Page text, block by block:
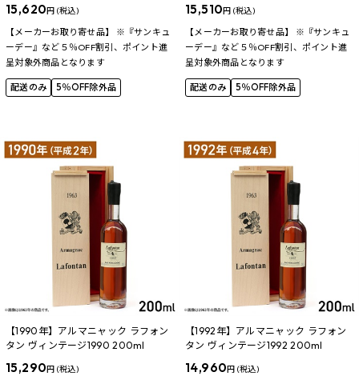
15,620円 (税込)
【メーカーお取り寄せ品】 ※『サンキュ
ーデー』など５％OFF割引、ポイント進
呈対象外商品となります
配送のみ 5％OFF除外品
15,510円 (税込)
【メーカーお取り寄せ品】 ※『サンキュ
ーデー』など５％OFF割引、ポイント進
呈対象外商品となります
配送のみ 5％OFF除外品
【1990年】アルマニャック ラフォン
タン ヴィンテージ1990 200ml
15,290円 (税込)
【1992年】アルマニャック ラフォン
タン ヴィンテージ1992 200ml
14,960円 (税込)